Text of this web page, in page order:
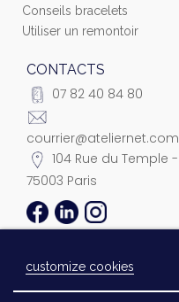
Conseils bracelets
Utiliser un remontoir
CONTACTS
07 82 40 84 80
courrier@ateliernet.com
104 Rue du Temple -
75003 Paris
customize cookies